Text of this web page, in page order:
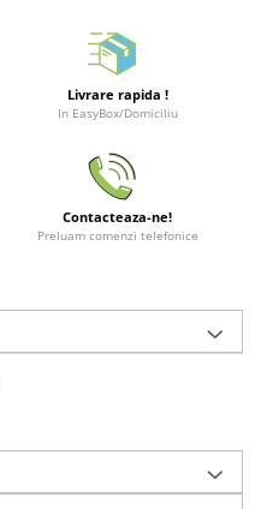
Livrare rapida !
In EasyBox/Domiciliu
Contacteaza-ne!
Preluam comenzi telefonice